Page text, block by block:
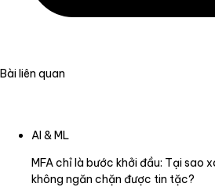
Bài liên quan
AI & ML
MFA chỉ là bước khởi đầu: Tại sao
không ngăn chặn được tin tặc?